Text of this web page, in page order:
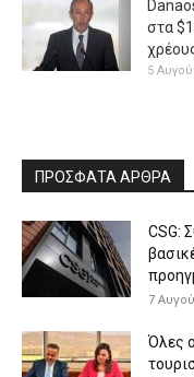
στα
5
ΠΡΟΣΦΑΤΑ ΑΡΘΡΑ
CSG:
7
Όλες